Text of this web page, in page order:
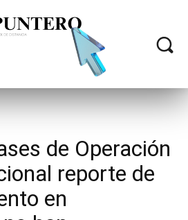
de Operación
reporte de
en